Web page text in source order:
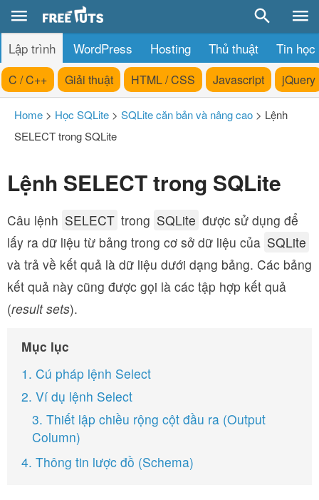
Lập trình WordPress Hosting Thủ thuật Tin học
C / C++ Giải thuật HTML / CSS Javascript jQuery
Home > Học SQLite > SQLite căn bản và nâng cao > Lệnh
SELECT trong SQLite
Lệnh SELECT trong SQLite
Câu lệnh SELECT trong SQLite được sử dụng để
lấy ra dữ liệu từ bảng trong cơ sở dữ liệu của SQLite
và trả về kết quả là dữ liệu dưới dạng bảng. Các bảng
kết quả này cũng được gọi là các tập hợp kết quả
(result sets).
Mục lục
1. Cú pháp lệnh Select
2. Ví dụ lệnh Select
3. Thiết lập chiều rộng cột đầu ra (Output
Column)
4. Thông tin lược đồ (Schema)